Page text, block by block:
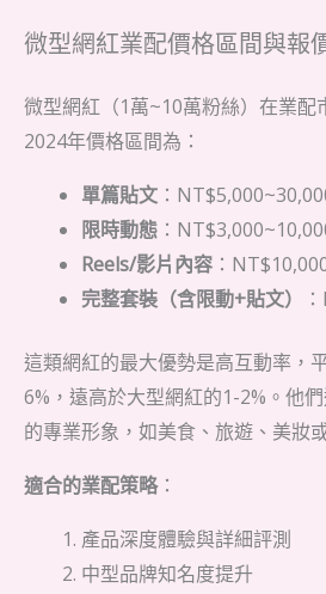
微型網紅業配價格區間與報
微型網紅（1萬~10萬粉絲）在業配
2024年價格區間為：
單篇貼文 ：
限時動態 ：
Reels/影片內容 ：
完整套裝（含限動+貼文）
這類網紅的最大優勢是高互動率，
6%，遠高於大型網紅的1-2%。他
的專業形象，如美食、旅遊、美妝
適合的業配策略：
產品深度體驗與詳細評測
中型品牌知名度提升